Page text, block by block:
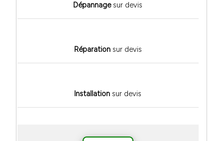
Dépannagesur devis
Réparationsur devis
Installation sur devis